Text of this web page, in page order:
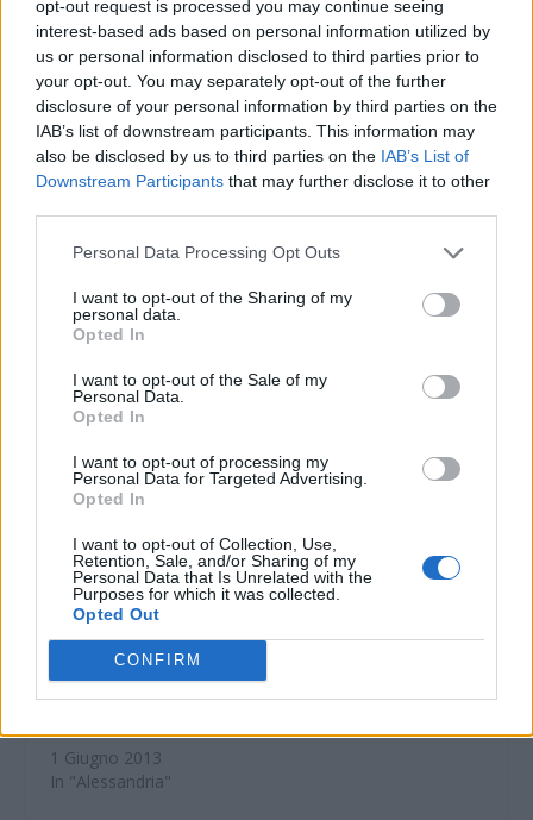
opt-out request is processed you may continue seeing
interest-based ads based on personal information utilized by
us or personal information disclosed to third parties prior to
your opt-out. You may separately opt-out of the further
disclosure of your personal information by third parties on the
IAB’s list of downstream participants. This information may
also be disclosed by us to third parties on the IAB’s List of
Downstream Participants that may further disclose it to other
Personal Data Processing Opt Outs
I want to opt-out of the Sharing of my
personal data.
Opted In
I want to opt-out of the Sale of my
Personal Data.
Opted In
I want to opt-out of processing my
Personal Data for Targeted Advertising.
Opted In
I want to opt-out of Collection, Use,
Retention, Sale, and/or Sharing of my
Personal Data that Is Unrelated with the
Purposes for which it was collected.
Opted Out
CONFIRM
Condividi:
WhatsApp
Telegram
Stampa
Correlati
Cinema:
“Predestination” al
Megaplex Stardust
uno dei più bei film
sui viaggi nel tempo
11 Luglio 2015
In "Ultim'ora"
ottimo film da vedere
CINEMA: “Epic” al
Megaplex Stardust,
frizzante, quasi
1 Giugno 2013
In "Alessandria"